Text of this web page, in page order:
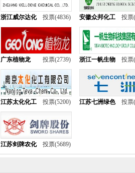
浙江威尔达化 投票(4836) 安徽众邦化工 投票
广东植物龙 投票(2739) 浙江一帆生物 投票
江苏太化化工 投票(5200) 江苏七洲绿色 投票
江苏剑牌农化 投票(5689)